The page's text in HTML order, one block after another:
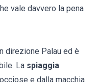
vale davvero la pena
direzione Palau ed è
La spiaggia
e dalla macchia